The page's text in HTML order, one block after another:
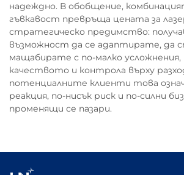
надеждно. В обобщение,
гъвкавост превръща цената за
стратегическо предимство:
възможност да се адаптирате, да
мащабирате с по-малко
качеството и контрола върху
потенциалните клиенти това
реакция, по-нисък риск и по-силни
променящи се пазари.